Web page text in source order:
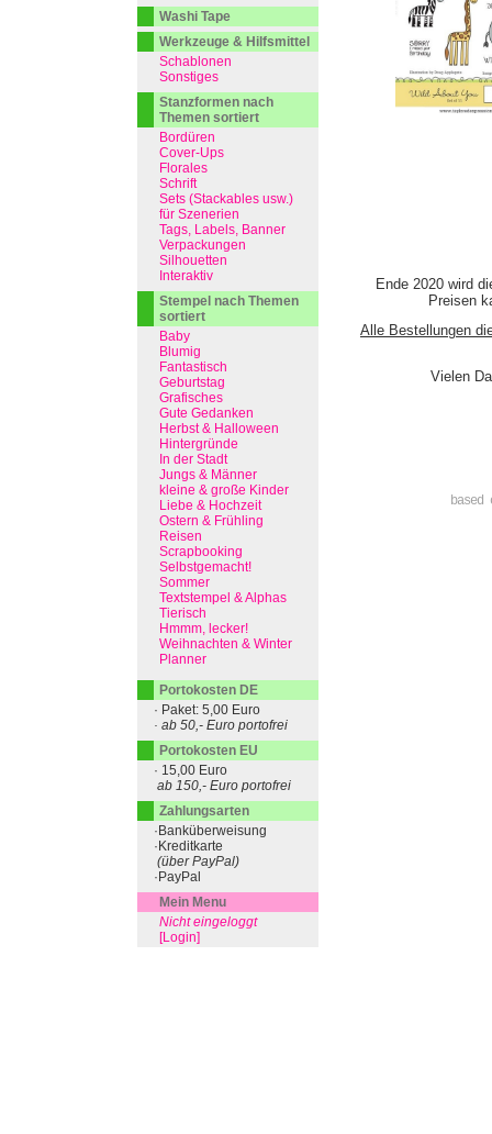
Ende 2020 wird
Preisen
Alle Bestellungen
Vielen
Washi Tape
Werkzeuge & Hilfsmittel
Schablonen
Sonstiges
Stanzformen nach
Themen sortiert
Bordüren
Cover-Ups
Florales
Schrift
Sets (Stackables usw.)
für Szenerien
Tags, Labels, Banner
Verpackungen
Silhouetten
Interaktiv
Stempel nach Themen
sortiert
Baby
Blumig
Fantastisch
Geburtstag
Grafisches
Gute Gedanken
Herbst & Halloween
Hintergründe
In der Stadt
Jungs & Männer
kleine & große Kinder
Liebe & Hochzeit
Ostern & Frühling
Reisen
Scrapbooking
Selbstgemacht!
Sommer
Textstempel & Alphas
Tierisch
Hmmm, lecker!
Weihnachten & Winter
Planner
Portokosten DE
· Paket: 5,00 Euro
· ab 50,- Euro portofrei
Portokosten EU
· 15,00 Euro
ab 150,- Euro portofrei
Zahlungsarten
·Banküberweisung
·Kreditkarte
(über PayPal)
·PayPal
Mein Menu
Nicht eingeloggt
[Login]